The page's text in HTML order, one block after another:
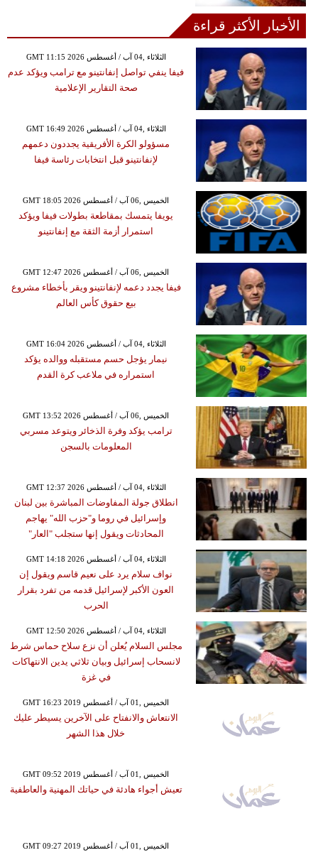
الأخبار الأكثر قراءة
GMT 11:15 2026 الثلاثاء ,04 آب / أغسطس
فيفا ينفي تواصل إنفانتينو مع ترامب ويؤكد عدم
صحة التقارير الإعلامية
GMT 16:49 2026 الثلاثاء ,04 آب / أغسطس
مسؤولو الكرة الأفريقية يجددون دعمهم
لإنفانتينو قبل انتخابات رئاسة فيفا
GMT 18:05 2026 الخميس ,06 آب / أغسطس
يويفا يتمسك بمقاطعة بطولات فيفا ويؤكد
استمرار أزمة الثقة مع إنفانتينو
GMT 12:47 2026 الخميس ,06 آب / أغسطس
فيفا يجدد دعمه لإنفانتينو ويقر بأخطاء مشروع
بيع حقوق كأس العالم
GMT 16:04 2026 الثلاثاء ,04 آب / أغسطس
نيمار يؤجل حسم مستقبله ووالده يؤكد
استمراره في ملاعب كرة القدم
GMT 13:52 2026 الخميس ,06 آب / أغسطس
ترامب يؤكد وفرة الذخائر ويتوعد مسربي
المعلومات بالسجن
GMT 12:37 2026 الثلاثاء ,04 آب / أغسطس
انطلاق جولة المفاوضات المباشرة بين لبنان
وإسرائيل في روما و"حزب الله" يهاجم
المحادثات ويقول إنها ستجلب "العار"
GMT 14:18 2026 الثلاثاء ,04 آب / أغسطس
نواف سلام يرد على نعيم قاسم ويقول إن
العون الأكبر لإسرائيل قدمه من تفرد بقرار
الحرب
GMT 12:50 2026 الثلاثاء ,04 آب / أغسطس
مجلس السلام يُعلن أن نزع سلاح حماس شرط
لانسحاب إسرائيل وبيان ثلاثي يدين الانتهاكات
في غزة
GMT 16:23 2019 الخميس ,01 آب / أغسطس
الانتعاش والانفتاح على الآخرين يسيطر عليك
خلال هذا الشهر
GMT 09:52 2019 الخميس ,01 آب / أغسطس
تعيش أجواء هادئة في حياتك المهنية والعاطفية
GMT 09:27 2019 الخميس ,01 آب / أغسطس